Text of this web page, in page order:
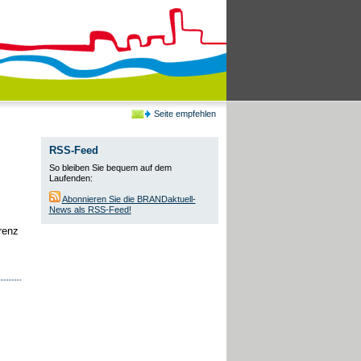
Seite empfehlen
RSS-Feed
So bleiben Sie bequem auf dem
Laufenden:
Abonnieren Sie die BRANDaktuell-
News als RSS-Feed!